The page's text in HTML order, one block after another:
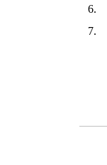
6.
7.